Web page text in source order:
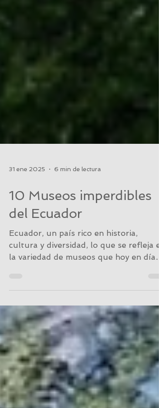
31 ene 2025 6 min de lectura
10 Museos imperdibles
del Ecuador
Ecuador, un país rico en historia,
existen en este...